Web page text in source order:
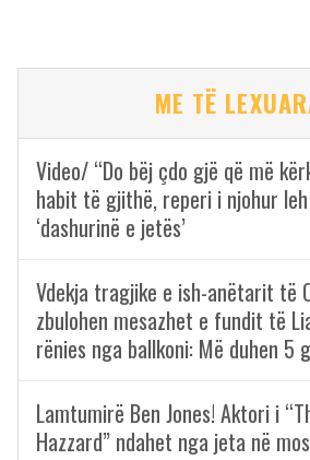
ME TË
Video/ “Do bëj çdo gjë që më
habit të gjithë, reperi i njohur
‘dashurinë e jetës’
Vdekja tragjike e ish-anëtarit të
zbulohen mesazhet e fundit të
rënies nga ballkoni: Më duhen 5
Lamtumirë Ben Jones! Aktori i
Hazzard” ndahet nga jeta në